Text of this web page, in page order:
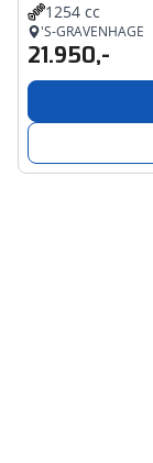
1254 cc
'S-GRAVENHAGE
21.950,-